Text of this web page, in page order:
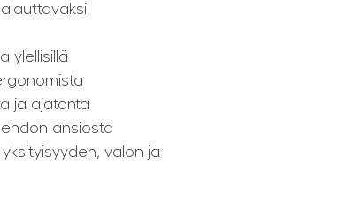
ylellisillä
ja ajatonta
ansiosta
valon ja